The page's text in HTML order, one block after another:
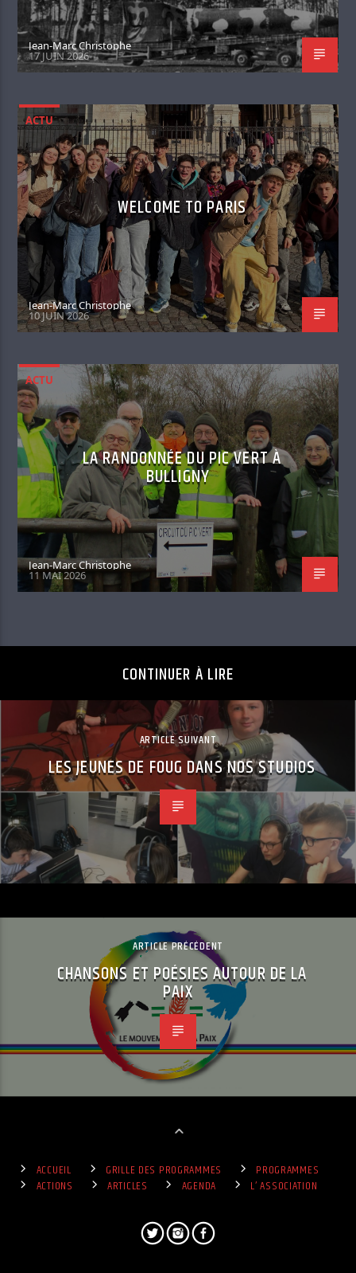
Jean-Marc Christophe
17 JUIN 2026
ACTU
WELCOME TO PARIS
Jean-Marc Christophe
10 JUIN 2026
ACTU
LA RANDONNÉE DU PIC VERT À
BULLIGNY
Jean-Marc Christophe
11 MAI 2026
CONTINUER À LIRE
ARTICLE SUIVANT
LES JEUNES DE FOUG DANS NOS STUDIOS
ARTICLE PRÉCÉDENT
CHANSONS ET POÉSIES AUTOUR DE LA
PAIX
ACCUEIL GRILLE DES PROGRAMMES
PROGRAMMES
ACTIONS
ARTICLES AGENDA L’ ASSOCIATION